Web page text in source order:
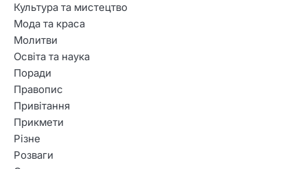
Культура та мистецтво
Мода та краса
Молитви
Освіта та наука
Поради
Правопис
Привітання
Прикмети
Різне
Розваги
2